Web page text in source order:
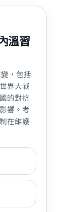
溫習
，包括
界大戰
的對抗
響。考
在維護